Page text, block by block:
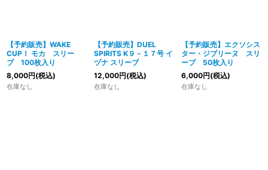
【予約販売】WAKE
CUP！ モカ スリー
ブ 100枚入り
8,000円(税込)
在庫なし
【予約販売】DUEL
SPIRITS K９－１７号 イ
ヅナ スリーブ
12,000円(税込)
在庫なし
【予約販売】エクソシス
ター・ジブリーヌ スリ
ーブ 50枚入り
6,000円(税込)
在庫なし